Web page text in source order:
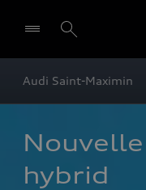
Audi Saint-Maximin
hybrid